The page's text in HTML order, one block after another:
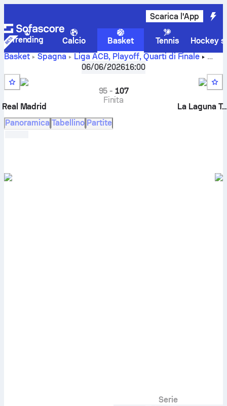
Scarica l'App
Trending Calcio Basket Tennis
Hockey
Basket
Spagna Liga ACB, Playoff, Quarti di Finale
Real Madrid vs Tenerife risultati live, testa a testa,
classifiche, pronostici e statistiche
06/06/202616:00
Real Madrid
95 - 107
Finita
La Laguna
Panoramica Tabellino Partite
Serie